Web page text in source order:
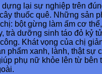
lại sự nghiệp trên
thuốc quê. Những sản
bột gừng làm ấm cơ
trà dưỡng sinh táo đỏ kỷ
Khát vọng của chị
phẩm xanh, lành, thật sự
phụ nữ khỏe lên từ bên